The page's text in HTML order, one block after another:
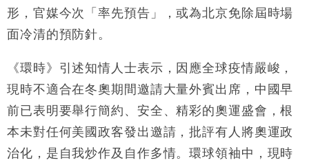
10:57
財經｜美商務部擬擴大金屬關稅範圍 14類產品或加徵
25%
18:15
本地｜新世界K11 9月升級會員制度 增鉑金卡級別鎖
財經｜本港6月零售額連升14個月 珠寶鐘錶銷售升勢
最強
16:33
財經｜滙控重啟最多10億美元回購 派息比率目標維持
50%
形，官媒今次「率先預告」，或為北京免除屆時場
面冷清的預防針。
《環時》引述知情人士表示，因應全球疫情嚴峻，
現時不適合在冬奧期間邀請大量外賓出席，中國早
前已表明要舉行簡約、安全、精彩的奧運盛會，根
本未對任何美國政客發出邀請，批評有人將奧運政
治化，是自我炒作及自作多情。環球領袖中，現時